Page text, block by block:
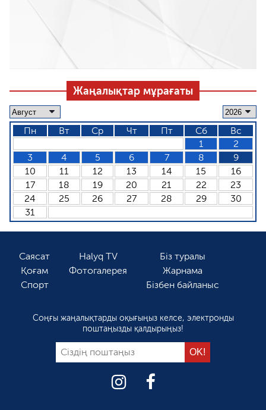
Жаңалықтар мұрағаты
Пн Вт Ср Чт Пт Сб
Вс
1
2
3
4 5 6 7 8
9
10
11 12 13 14 15
16
17
18 19 20 21 22
23
24
25 26 27 28 29
30
31
Саясат
Қоғам
Спорт
Halyq TV
Фотогалерея
Біз туралы
Жарнама
Бізбен байланыс
Соңғы жаңалықтарды оқығыңыз келсе, электронды
поштаңызды қалдырыңыз!